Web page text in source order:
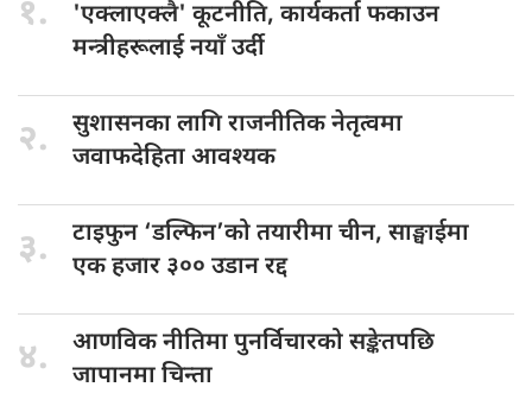
१.
'एक्लाएक्लै' कूटनीति, कार्यकर्ता फकाउन
मन्त्रीहरूलाई नयाँ उर्दी
२. सुशासनका लागिराजनीतिक नेतृत्वमा
जवाफदेहिता आवश्यक
३. टाइफुन ‘डल्फिन’कोतयारीमा चीन, साङ्घाईमा
एक हजार ३०० उडान रद्द
४. आणविक नीतिमापुनर्विचारको सङ्केतपछि
जापानमा चिन्ता